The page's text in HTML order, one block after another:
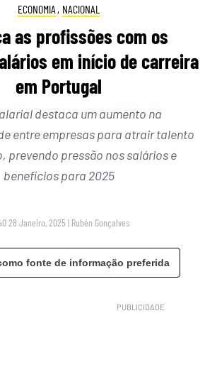
ECONOMIA , NACIONAL
as profissões com os
em início de carreira
em Portugal
destaca um aumento na
entre empresas para atrair talento
prevendo pressão nos salários e
benefícios para 2025
28 Janeiro, 2025 | Rubén Gonçalves
fonte de informação preferida